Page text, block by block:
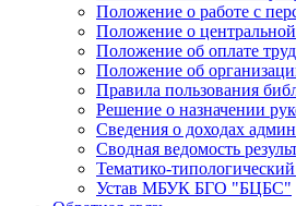
Положение о работе с
Положение о
Положение об оплате
Положение об
Правила пользования
Решение о назначении
Сведения о доходах
Сводная ведомость
Тематико-
Устав МБУК БГО "БЦБС"